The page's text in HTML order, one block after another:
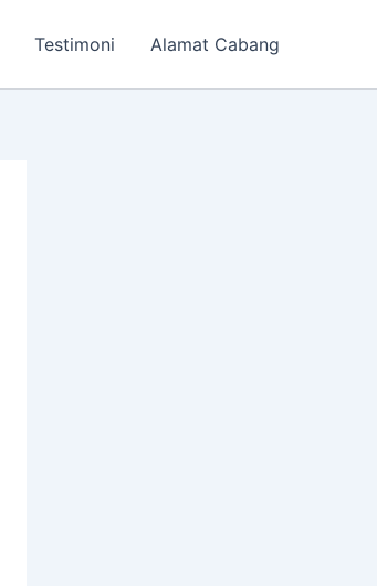
Testimoni Alamat Cabang